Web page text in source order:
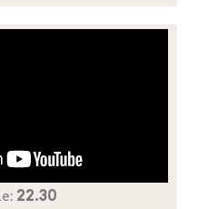
22.30